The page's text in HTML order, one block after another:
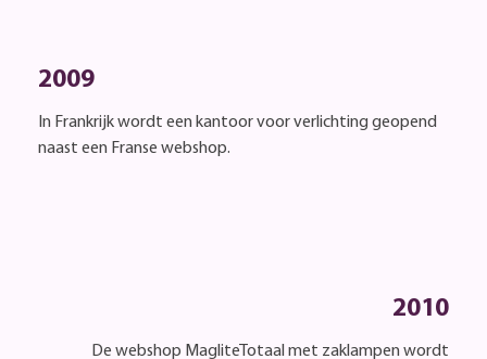
2009
In Frankrijk wordt een kantoor voor verlichting geopend
naast een Franse webshop.
2010
De webshop MagliteTotaal met zaklampen wordt